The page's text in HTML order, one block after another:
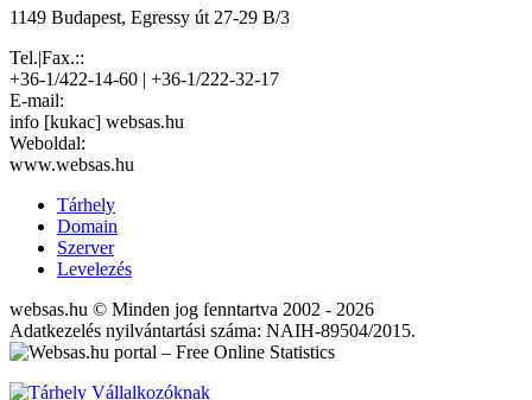
1149 Budapest, Egressy út 27-29 B/3
Tel.|Fax.::
+36-1/422-14-60 | +36-1/222-32-17
E-mail:
info [kukac] websas.hu
Weboldal:
www.websas.hu
Tárhely
Domain
Szerver
Levelezés
websas.hu © Minden jog fenntartva 2002 - 2026
Adatkezelés nyilvántartási száma: NAIH-89504/2015.